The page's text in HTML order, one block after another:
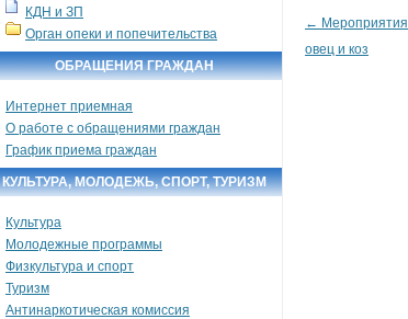
КДН и ЗП
Орган опеки и попечительства
ОБРАЩЕНИЯ ГРАЖДАН
Интернет приемная
О работе с обращениями граждан
График приема граждан
КУЛЬТУРА, МОЛОДЕЖЬ, СПОРТ, ТУРИЗМ
Культура
Молодежные программы
Физкультура и спорт
Туризм
Антинаркотическая комиссия
Post
←
овец и коз